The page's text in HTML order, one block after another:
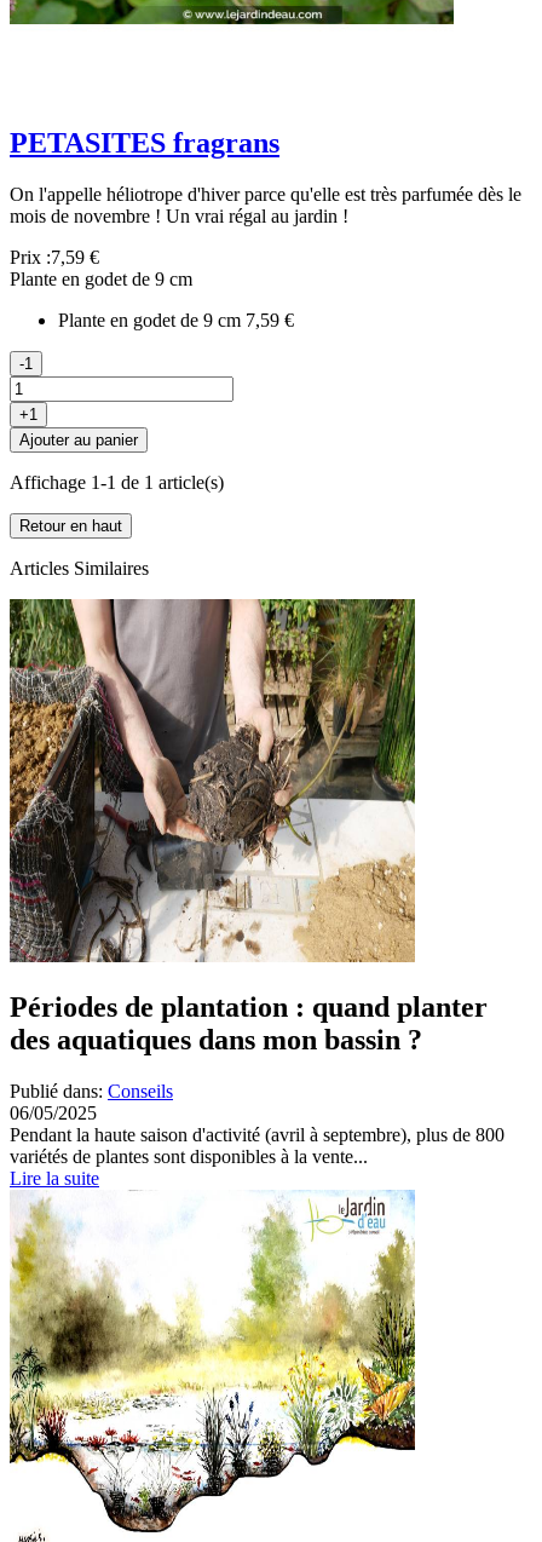
PETASITES fragrans
On l'appelle héliotrope d'hiver parce qu'elle est très parfumée dès le
mois de novembre ! Un vrai régal au jardin !
Prix :7,59 €
Plante en godet de 9 cm
Plante en godet de 9 cm 7,59 €
-1
+1
Ajouter au panier
Affichage 1-1 de 1 article(s)
Retour en haut
Articles Similaires
Périodes de plantation : quand planter
des aquatiques dans mon bassin ?
Publié dans: Conseils
06/05/2025
Pendant la haute saison d'activité (avril à septembre), plus de 800
variétés de plantes sont disponibles à la vente...
Lire la suite